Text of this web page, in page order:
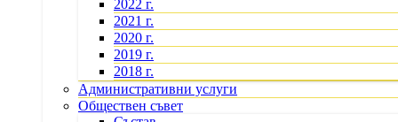
2022 г.
2021 г.
2020 г.
2019 г.
2018 г.
Административни услуги
Обществен съвет